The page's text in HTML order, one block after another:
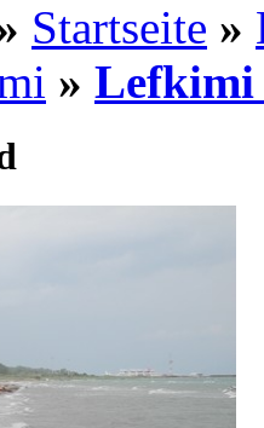
Startseite »
» Lefkimi